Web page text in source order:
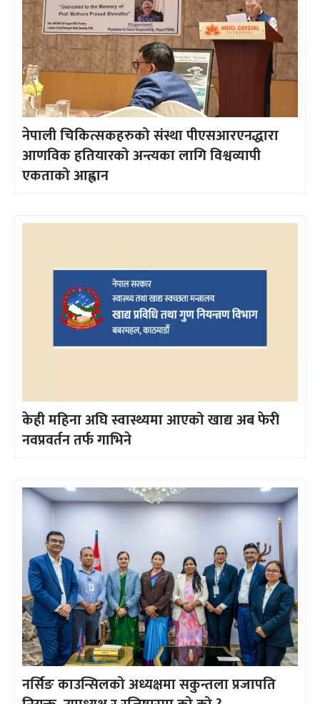
नेपाली चिकित्सकहरुको संस्था पीएसआरएनद्धारा
आणविक हतियारको अन्त्यका लागि विश्वव्यापी
एकताको आह्वान
केही महिना अघि स्वास्थ्यमा आएको खाद्य अब फेरी
नवप्रवर्तन तर्फ गाभिने
नर्सिङ काउन्सिलको अध्यक्षमा सकुन्तला प्रजापति